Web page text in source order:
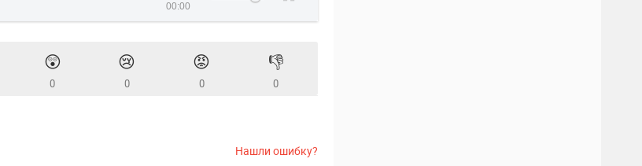
00:00
😲
0
😢
0
😡
0
👎
0
Нашли ошибку?